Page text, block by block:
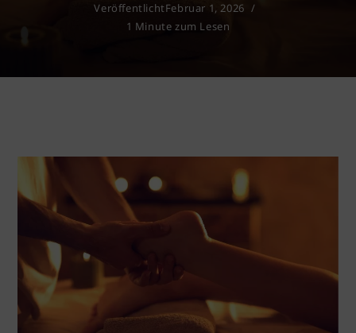
VeröffentlichtFebruar 1, 2026
1 Minute zum Lesen